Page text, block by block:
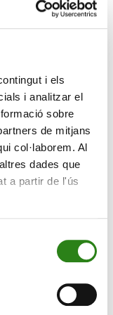
i els
i analitzar el
sobre
de mitjans
col·laborem. Al
dades que
a partir de l'ús
de la
de la demanda
dels EUA.
polític a
No s’ha
això ha deixat
malgrat el fort
el ràting A-
la
destacar que el
PIB el 2020
amb un
i dèficits